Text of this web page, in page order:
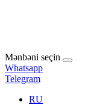
Mənbəni seçin
Whatsapp
Telegram
RU